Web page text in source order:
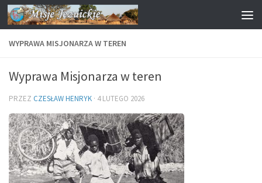
Przejdź do treści
WYPRAWA MISJONARZA W TEREN
Wyprawa Misjonarza w teren
PRZEZ CZESŁAW HENRYK · 4 LUTEGO 2026